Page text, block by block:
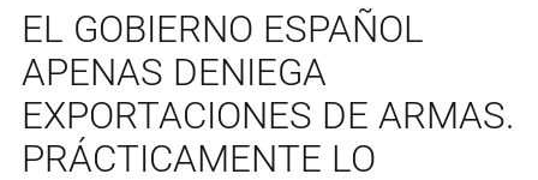
EL GOBIERNO ESPAÑOL
APENAS DENIEGA
EXPORTACIONES DE ARMAS.
PRÁCTICAMENTE LO